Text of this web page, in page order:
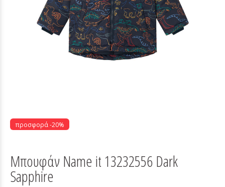
προσφορά -20%
Μπουφάν Name it 13232556 Dark
Sapphire